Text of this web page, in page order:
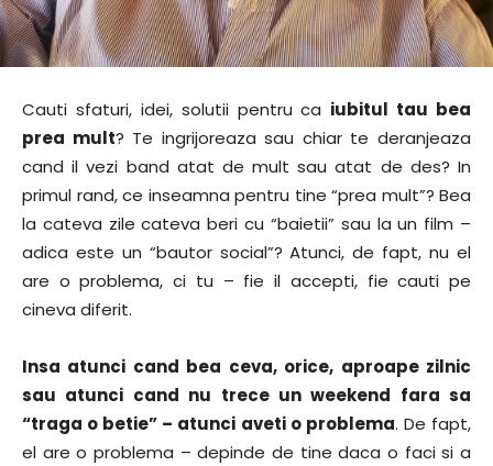
Cauti sfaturi, idei, solutii pentru ca iubitul tau bea
prea mult? Te ingrijoreaza sau chiar te deranjeaza
cand il vezi band atat de mult sau atat de des? In
primul rand, ce inseamna pentru tine “prea mult”? Bea
la cateva zile cateva beri cu “baietii” sau la un film –
adica este un “bautor social”? Atunci, de fapt, nu el
are o problema, ci tu – fie il accepti, fie cauti pe
cineva diferit.
Insa atunci cand bea ceva, orice, aproape zilnic
sau atunci cand nu trece un weekend fara sa
“traga o betie” – atunci aveti o problema. De fapt,
el are o problema – depinde de tine daca o faci si a